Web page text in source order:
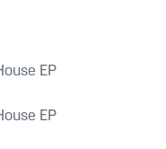
EP
EP